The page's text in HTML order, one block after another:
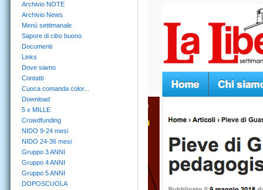
Archivio NOTE
Archivio News
Menù settimanale
Sapore di cibo buono
Documenti
Links
Dove siamo
Contatti
Cuoca comanda color...
Download
5 x MILLE
Crowdfunding
NIDO 9-24 mesi
NIDO 24-36 mesi
Gruppo 3 ANNI
Gruppo 4 ANNI
Gruppo 5 ANNI
DOPOSCUOLA